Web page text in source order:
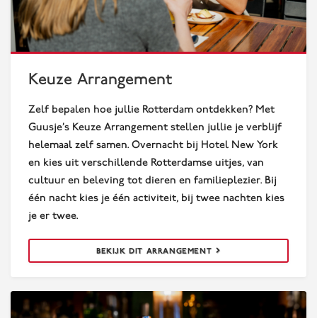
Keuze Arrangement
Zelf bepalen hoe jullie Rotterdam ontdekken? Met
Guusje’s Keuze Arrangement stellen jullie je verblijf
helemaal zelf samen. Overnacht bij Hotel New York
en kies uit verschillende Rotterdamse uitjes, van
cultuur en beleving tot dieren en familieplezier. Bij
één nacht kies je één activiteit, bij twee nachten kies
je er twee.
BEKIJK DIT ARRANGEMENT